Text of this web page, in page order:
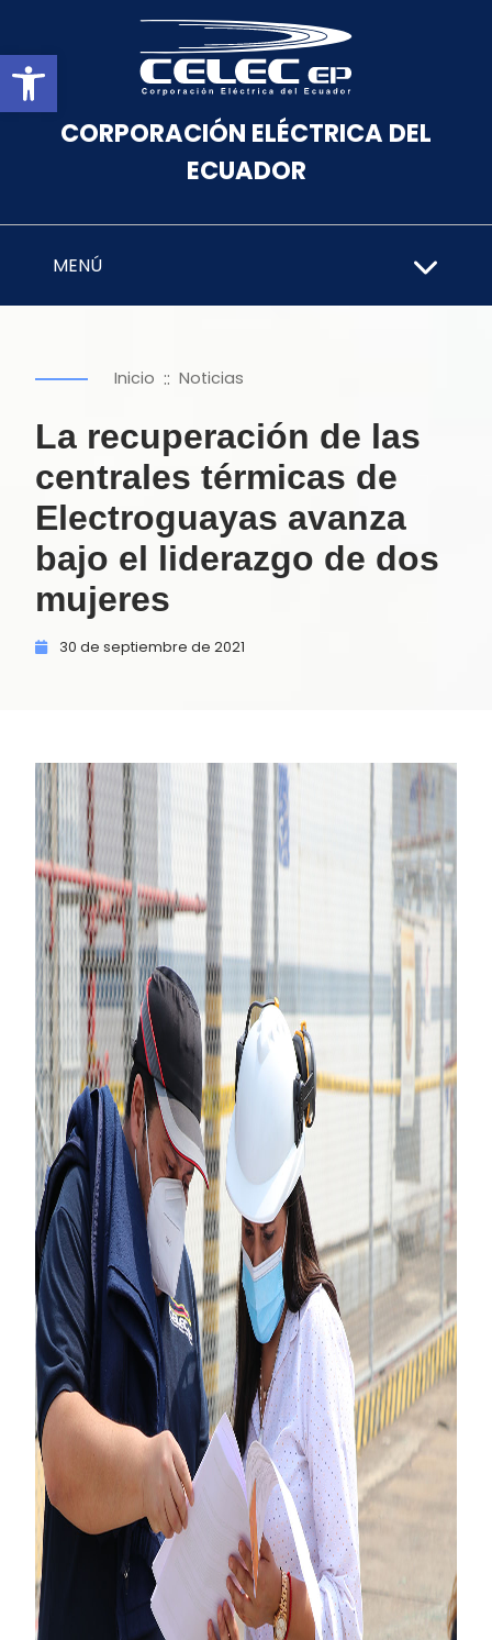
Abrir barra de herramientas
CORPORACIÓN ELÉCTRICA DEL
ECUADOR
MENÚ
Inicio :: Noticias
La recuperación de las
centrales térmicas de
Electroguayas avanza
bajo el liderazgo de dos
mujeres
30 de septiembre de 2021